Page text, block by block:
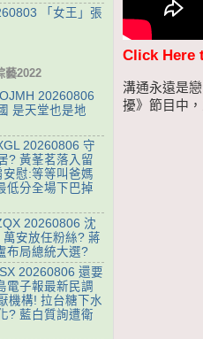
Click Here
溝通永遠是
擾》節目中
「女王」張
藝2022
20260806
是天堂也是地
20260806 守
? 黃莑茗落入留
慰:等等叫爸媽
低分全場下巴掉
20260806 沈
安放任粉絲? 蔣
布局總統大選?
20260806 還要
電子報最新民調
機構! 拉台糖下水
? 藍白質詢遭衛